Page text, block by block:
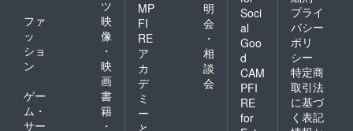
ツ
ファ
ッ
ショ
ン
映
像
・
映
画
ゲー
ム・
サー
書
籍
・
MP
FI
RE
ア
カ
デ
ミ
ー
と
明
会
・
相
談
会
Soci
al
Goo
d
CAM
PFI
RE
for
プライ
バシー
ポリ
シー
特定商
取引法
に基づ
く表記